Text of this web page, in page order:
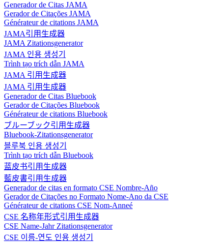
Generador de Citas JAMA
Gerador de Citações JAMA
Générateur de citations JAMA
JAMA引用生成器
JAMA Zitationsgenerator
JAMA 인용 생성기
Trình tạo trích dẫn JAMA
JAMA 引用生成器
JAMA 引用生成器
Generador de Citas Bluebook
Gerador de Citações Bluebook
Générateur de citations Bluebook
ブルーブック引用生成器
Bluebook-Zitationsgenerator
블루북 인용 생성기
Trình tạo trích dẫn Bluebook
蓝皮书引用生成器
藍皮書引用生成器
Generador de citas en formato CSE Nombre-Año
Gerador de Citações no Formato Nome-Ano da CSE
Générateur de citations CSE Nom-Anneé
CSE 名称年形式引用生成器
CSE Name-Jahr Zitationsgenerator
CSE 이름-연도 인용 생성기